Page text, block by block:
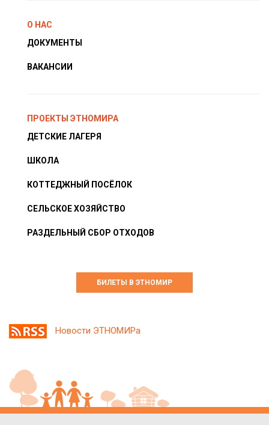
О НАС
ДОКУМЕНТЫ
ВАКАНСИИ
ПРОЕКТЫ ЭТНОМИРА
ДЕТСКИЕ ЛАГЕРЯ
ШКОЛА
КОТТЕДЖНЫЙ ПОСЁЛОК
СЕЛЬСКОЕ ХОЗЯЙСТВО
РАЗДЕЛЬНЫЙ СБОР ОТХОДОВ
БИЛЕТЫ В ЭТНОМИР
Новости ЭТНОМИРа